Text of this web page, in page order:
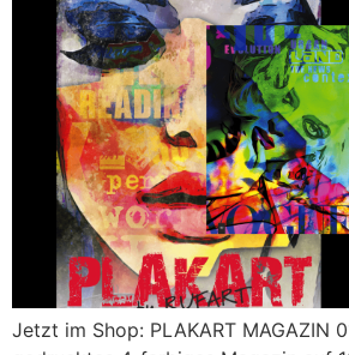
Jetzt im Shop: PLAKART MAGAZIN